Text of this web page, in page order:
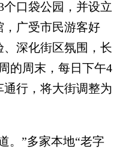
个口袋公园，并设立
广受市民游客好
深化街区氛围，长
的周末，每日下午4
通行，将大街调整为
”多家本地“老字